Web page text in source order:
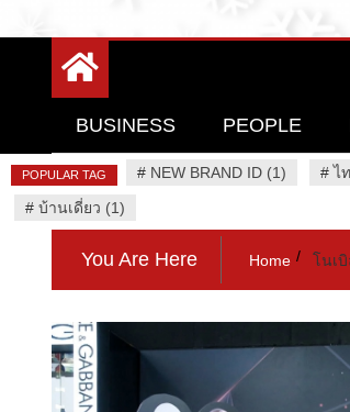
94 Report.com
BUSINESS PEOPLE
POPULAR TAG # NEW BRAND ID (1) #ไ
# บ้านเดี่ยว (1)
You Are Here Home โนเ